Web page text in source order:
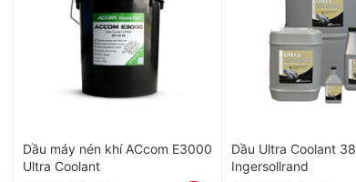
Dầu máy nén khí ACcom E3000
Ultra Coolant
Dầu Ultra Coolant
Ingersollrand